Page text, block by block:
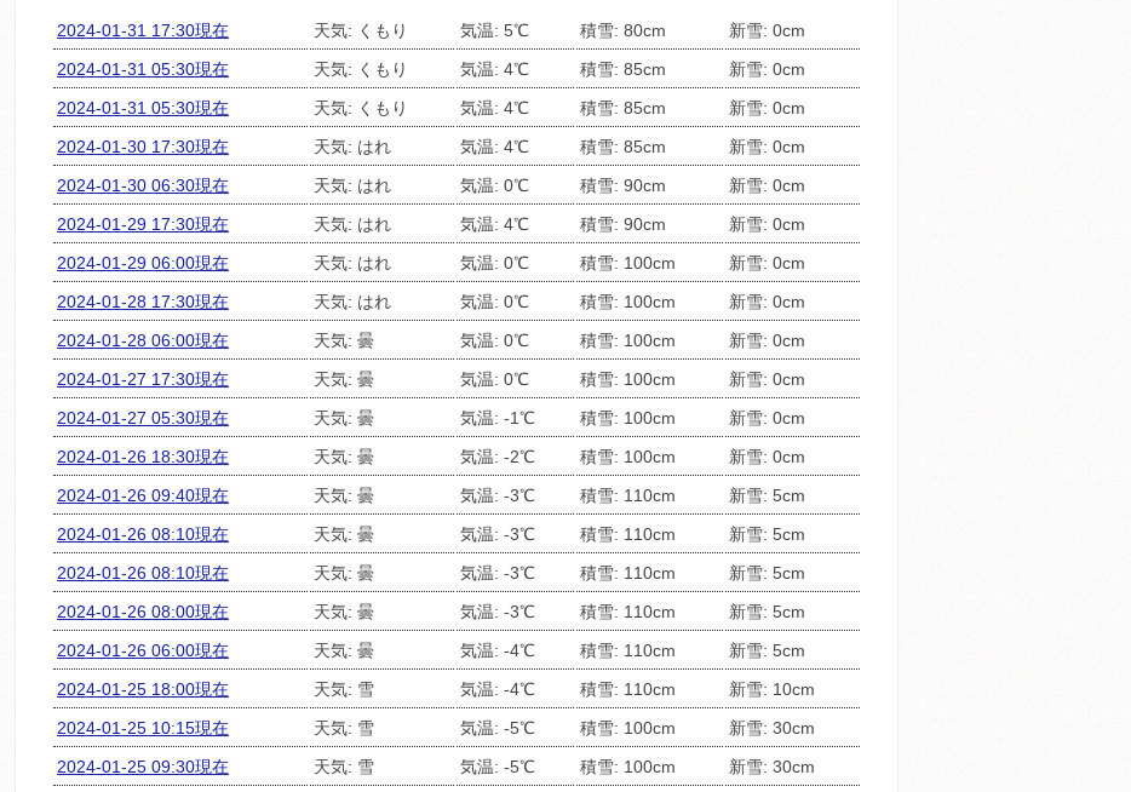
2024-01-31 17:30現在 天気: くもり 気温: 5℃ 積雪: 80cm
新雪: 0cm
2024-01-31 05:30現在
天気: くもり 気温: 4℃ 積雪: 85cm
新雪: 0cm
2024-01-31 05:30現在
天気: くもり 気温: 4℃ 積雪: 85cm
新雪: 0cm
2024-01-30 17:30現在
天気: はれ 気温: 4℃ 積雪: 85cm
新雪: 0cm
2024-01-30 06:30現在
天気: はれ 気温: 0℃ 積雪: 90cm
新雪: 0cm
2024-01-29 17:30現在
天気: はれ 気温: 4℃ 積雪: 90cm
新雪: 0cm
2024-01-29 06:00現在
天気: はれ 気温: 0℃ 積雪: 100cm
新雪: 0cm
2024-01-28 17:30現在
天気: はれ 気温: 0℃ 積雪: 100cm
新雪: 0cm
2024-01-28 06:00現在
天気: 曇 気温: 0℃ 積雪: 100cm
新雪: 0cm
2024-01-27 17:30現在
天気: 曇 気温: 0℃ 積雪: 100cm
新雪: 0cm
2024-01-27 05:30現在
天気: 曇 気温: -1℃ 積雪: 100cm
新雪: 0cm
2024-01-26 18:30現在
天気: 曇 気温: -2℃ 積雪: 100cm
新雪: 0cm
2024-01-26 09:40現在
天気: 曇 気温: -3℃ 積雪: 110cm
新雪: 5cm
2024-01-26 08:10現在
天気: 曇 気温: -3℃ 積雪: 110cm
新雪: 5cm
2024-01-26 08:10現在
天気: 曇 気温: -3℃ 積雪: 110cm
新雪: 5cm
2024-01-26 08:00現在
天気: 曇 気温: -3℃ 積雪: 110cm
新雪: 5cm
2024-01-26 06:00現在
天気: 曇 気温: -4℃ 積雪: 110cm
新雪: 5cm
2024-01-25 18:00現在
天気: 雪 気温: -4℃ 積雪: 110cm
新雪: 10cm
2024-01-25 10:15現在
天気: 雪 気温: -5℃ 積雪: 100cm
新雪: 30cm
2024-01-25 09:30現在
天気: 雪 気温: -5℃ 積雪: 100cm
新雪: 30cm